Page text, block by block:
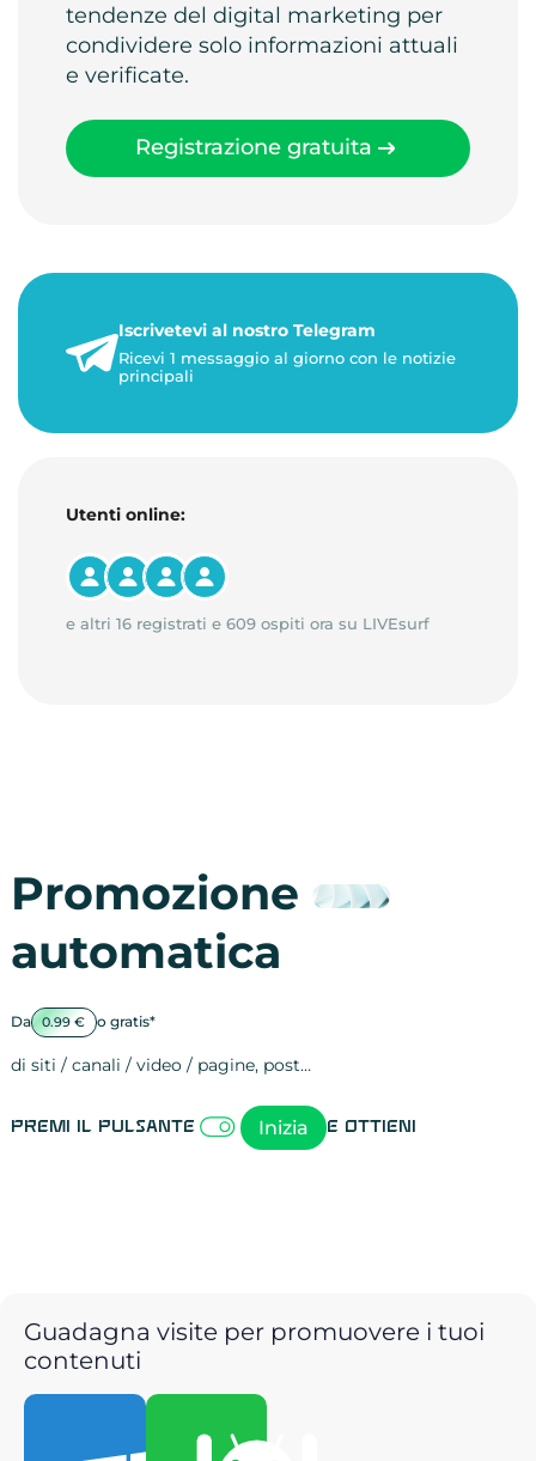
tendenze del digital marketing per
condividere solo informazioni attuali
e verificate.
Registrazione gratuita
Iscrivetevi al nostro Telegram
Ricevi 1 messaggio al giorno con le notizie
principali
Utenti online:
e altri 16 registrati e 609 ospiti ora su LIVEsurf
Promozione
automatica
Da 0.99 € o gratis*
di siti / canali / video / pagine, post…
Premi il pulsante Inizia e ottieni
Guadagna visite per promuovere i tuoi
contenuti